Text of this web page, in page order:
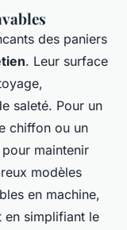
des paniers
. Leur surface
saleté. Pour un
chiffon ou un
maintenir
modèles
en machine,
en simplifiant le